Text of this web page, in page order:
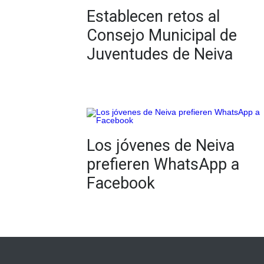
Establecen retos al
Consejo Municipal de
Juventudes de Neiva
Los jóvenes de Neiva
prefieren WhatsApp a
Facebook